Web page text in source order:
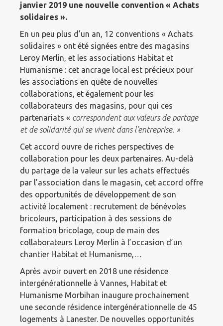
janvier 2019 une nouvelle convention « Achats
solidaires ».
En un peu plus d’un an, 12 conventions « Achats
solidaires » ont été signées entre des magasins
Leroy Merlin, et les associations Habitat et
Humanisme : cet ancrage local est précieux pour
les associations en quête de nouvelles
collaborations, et également pour les
collaborateurs des magasins, pour qui ces
partenariats « correspondent aux valeurs de partage
et de solidarité qui se vivent dans l’entreprise. »
Cet accord ouvre de riches perspectives de
collaboration pour les deux partenaires. Au-delà
du partage de la valeur sur les achats effectués
par l’association dans le magasin, cet accord offre
des opportunités de développement de son
activité localement : recrutement de bénévoles
bricoleurs, participation à des sessions de
formation bricolage, coup de main des
collaborateurs Leroy Merlin à l’occasion d’un
chantier Habitat et Humanisme,…
Après avoir ouvert en 2018 une résidence
intergénérationnelle à Vannes, Habitat et
Humanisme Morbihan inaugure prochainement
une seconde résidence intergénérationnelle de 45
logements à Lanester. De nouvelles opportunités